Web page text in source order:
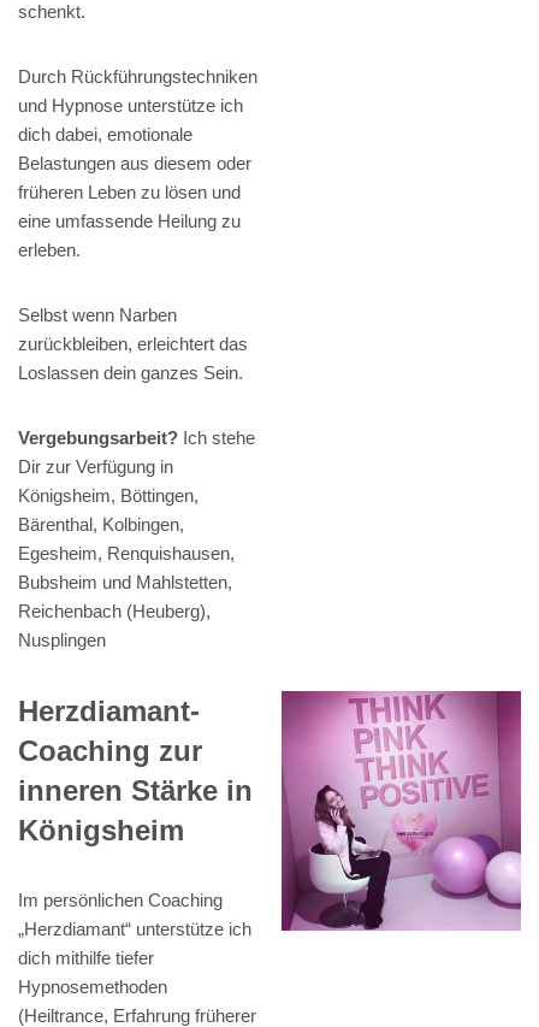
schenkt.
Durch Rückführungstechniken
und Hypnose unterstütze ich
dich dabei, emotionale
Belastungen aus diesem oder
früheren Leben zu lösen und
eine umfassende Heilung zu
erleben.
Selbst wenn Narben
zurückbleiben, erleichtert das
Loslassen dein ganzes Sein.
Vergebungsarbeit? Ich stehe
Dir zur Verfügung in
Königsheim, Böttingen,
Bärenthal, Kolbingen,
Egesheim, Renquishausen,
Bubsheim und Mahlstetten,
Reichenbach (Heuberg),
Nusplingen
Herzdiamant-
Coaching zur
inneren Stärke in
Königsheim
Im persönlichen Coaching
„Herzdiamant“ unterstütze ich
dich mithilfe tiefer
Hypnosemethoden
(Heiltrance, Erfahrung früherer